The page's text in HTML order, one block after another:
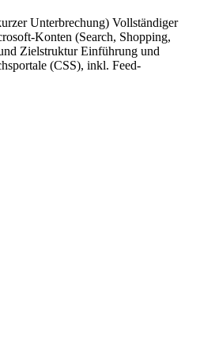
Unterbrechung) Vollständiger
Konten (Search, Shopping,
Zielstruktur Einführung und
(CSS), inkl. Feed-